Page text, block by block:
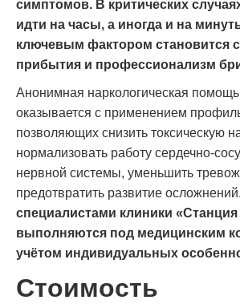
симптомов. В критических
идти на часы, а иногда и на
ключевым фактором становится
прибытия и профессионализм
Анонимная наркологическая
оказывается с применением
позволяющих снизить токсическую
нормализовать работу сердечно-
нервной системы, уменьшить
предотвратить развитие осложнений.
специалистами клиники
выполняются под медицинским
учётом индивидуальных
Стоимость